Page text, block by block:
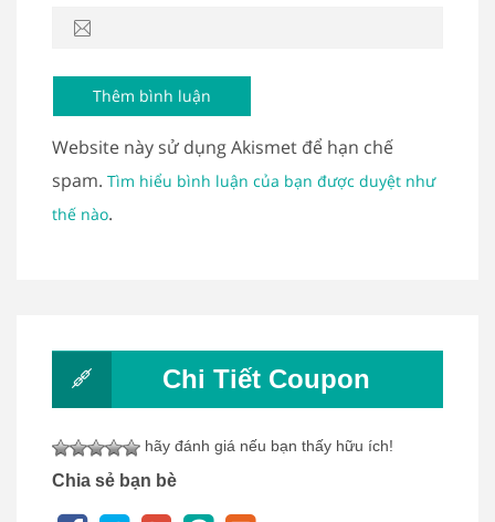
Website này sử dụng Akismet để hạn chế
spam. Tìm hiểu bình luận của bạn được duyệt như
thế nào.
Chi Tiết Coupon
hãy đánh giá nếu bạn thấy hữu ích!
Chia sẻ bạn bè